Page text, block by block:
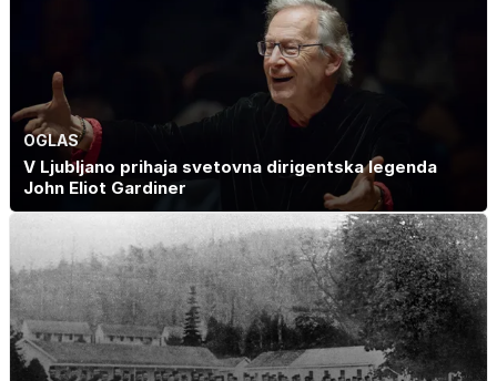
OGLAS
V Ljubljano prihaja svetovna dirigentska legenda
John Eliot Gardiner